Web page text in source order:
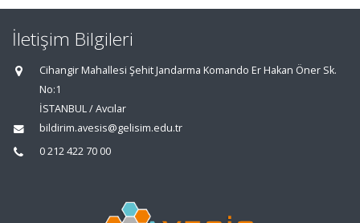
İletişim Bilgileri
Cihangir Mahallesi Şehit Jandarma Komando Er Hakan Öner Sk.
No:1
İSTANBUL / Avcılar
bildirim.avesis@gelisim.edu.tr
0 212 422 70 00